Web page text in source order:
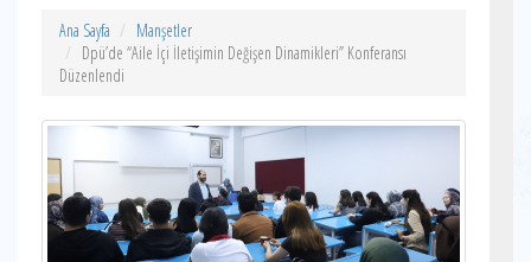
Ana Sayfa
Manşetler
Dpü’de “Aile İçi İletişimin Değişen Dinamikleri” Konferansı
Düzenlendi